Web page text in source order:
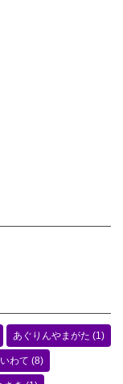
あぐりんやまがた (1)
いわて (8)